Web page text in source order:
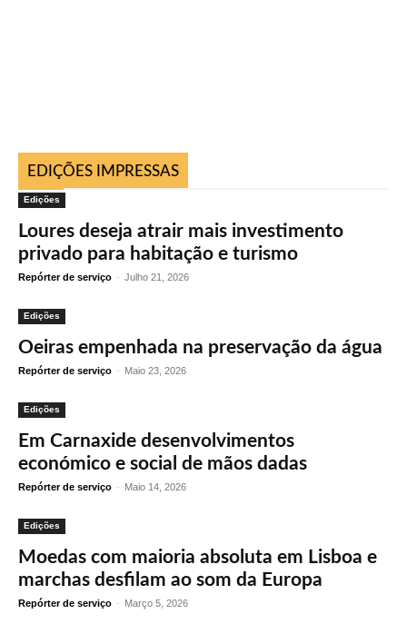
EDIÇÕES IMPRESSAS
Edições
Loures deseja atrair mais investimento
privado para habitação e turismo
Repórter de serviço - Julho 21, 2026
Edições
Oeiras empenhada na preservação da água
Repórter de serviço - Maio 23, 2026
Edições
Em Carnaxide desenvolvimentos
económico e social de mãos dadas
Repórter de serviço - Maio 14, 2026
Edições
Moedas com maioria absoluta em Lisboa e
marchas desfilam ao som da Europa
Repórter de serviço - Março 5, 2026